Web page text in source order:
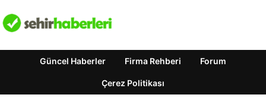
Güncel Haberler Firma Rehberi Forum
Çerez Politikası